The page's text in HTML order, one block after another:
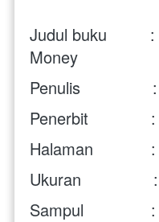
Judul buku         :
Money
Penulis
Penerbit
Halaman
Ukuran
Sampul